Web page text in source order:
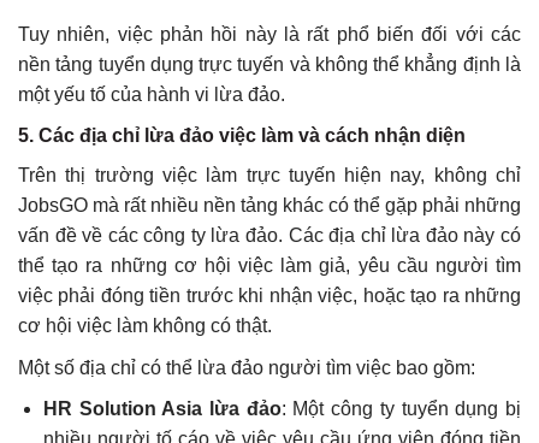
Tuy nhiên, việc phản hồi này là rất phổ biến đối với các
nền tảng tuyển dụng trực tuyến và không thể khẳng định là
một yếu tố của hành vi lừa đảo.
5. Các địa chỉ lừa đảo việc làm và cách nhận diện
Trên thị trường việc làm trực tuyến hiện nay, không chỉ
JobsGO mà rất nhiều nền tảng khác có thể gặp phải những
vấn đề về các công ty lừa đảo. Các địa chỉ lừa đảo này có
thể tạo ra những cơ hội việc làm giả, yêu cầu người tìm
việc phải đóng tiền trước khi nhận việc, hoặc tạo ra những
cơ hội việc làm không có thật.
Một số địa chỉ có thể lừa đảo người tìm việc bao gồm:
HR Solution Asia lừa đảo: Một công ty tuyển dụng bị